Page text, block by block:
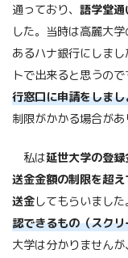
通っており、 語学堂
した。当時は高麗大
あるハナ銀行にしま
トで出来ると思うので
行窓口に申請をしま
制限がかかる場合があ
私は延世大学の登
送金金額の制限を超
送金してもらいました。
認できるもの（スク
大学は分かりませんが、